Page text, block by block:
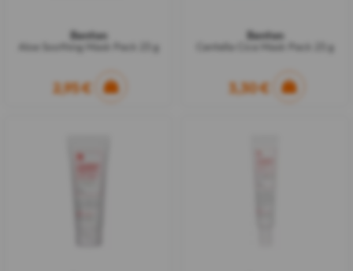
Benton
Aloe Soothing Mask Pack 23 g
2,95 €
Benton
Centella Cica Mask Pack 23 g
3,30 €